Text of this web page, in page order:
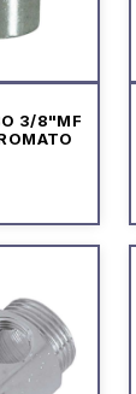
3/8"MF